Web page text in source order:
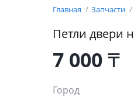
Главная Запчасти
Петли двери
7 000₸
Город